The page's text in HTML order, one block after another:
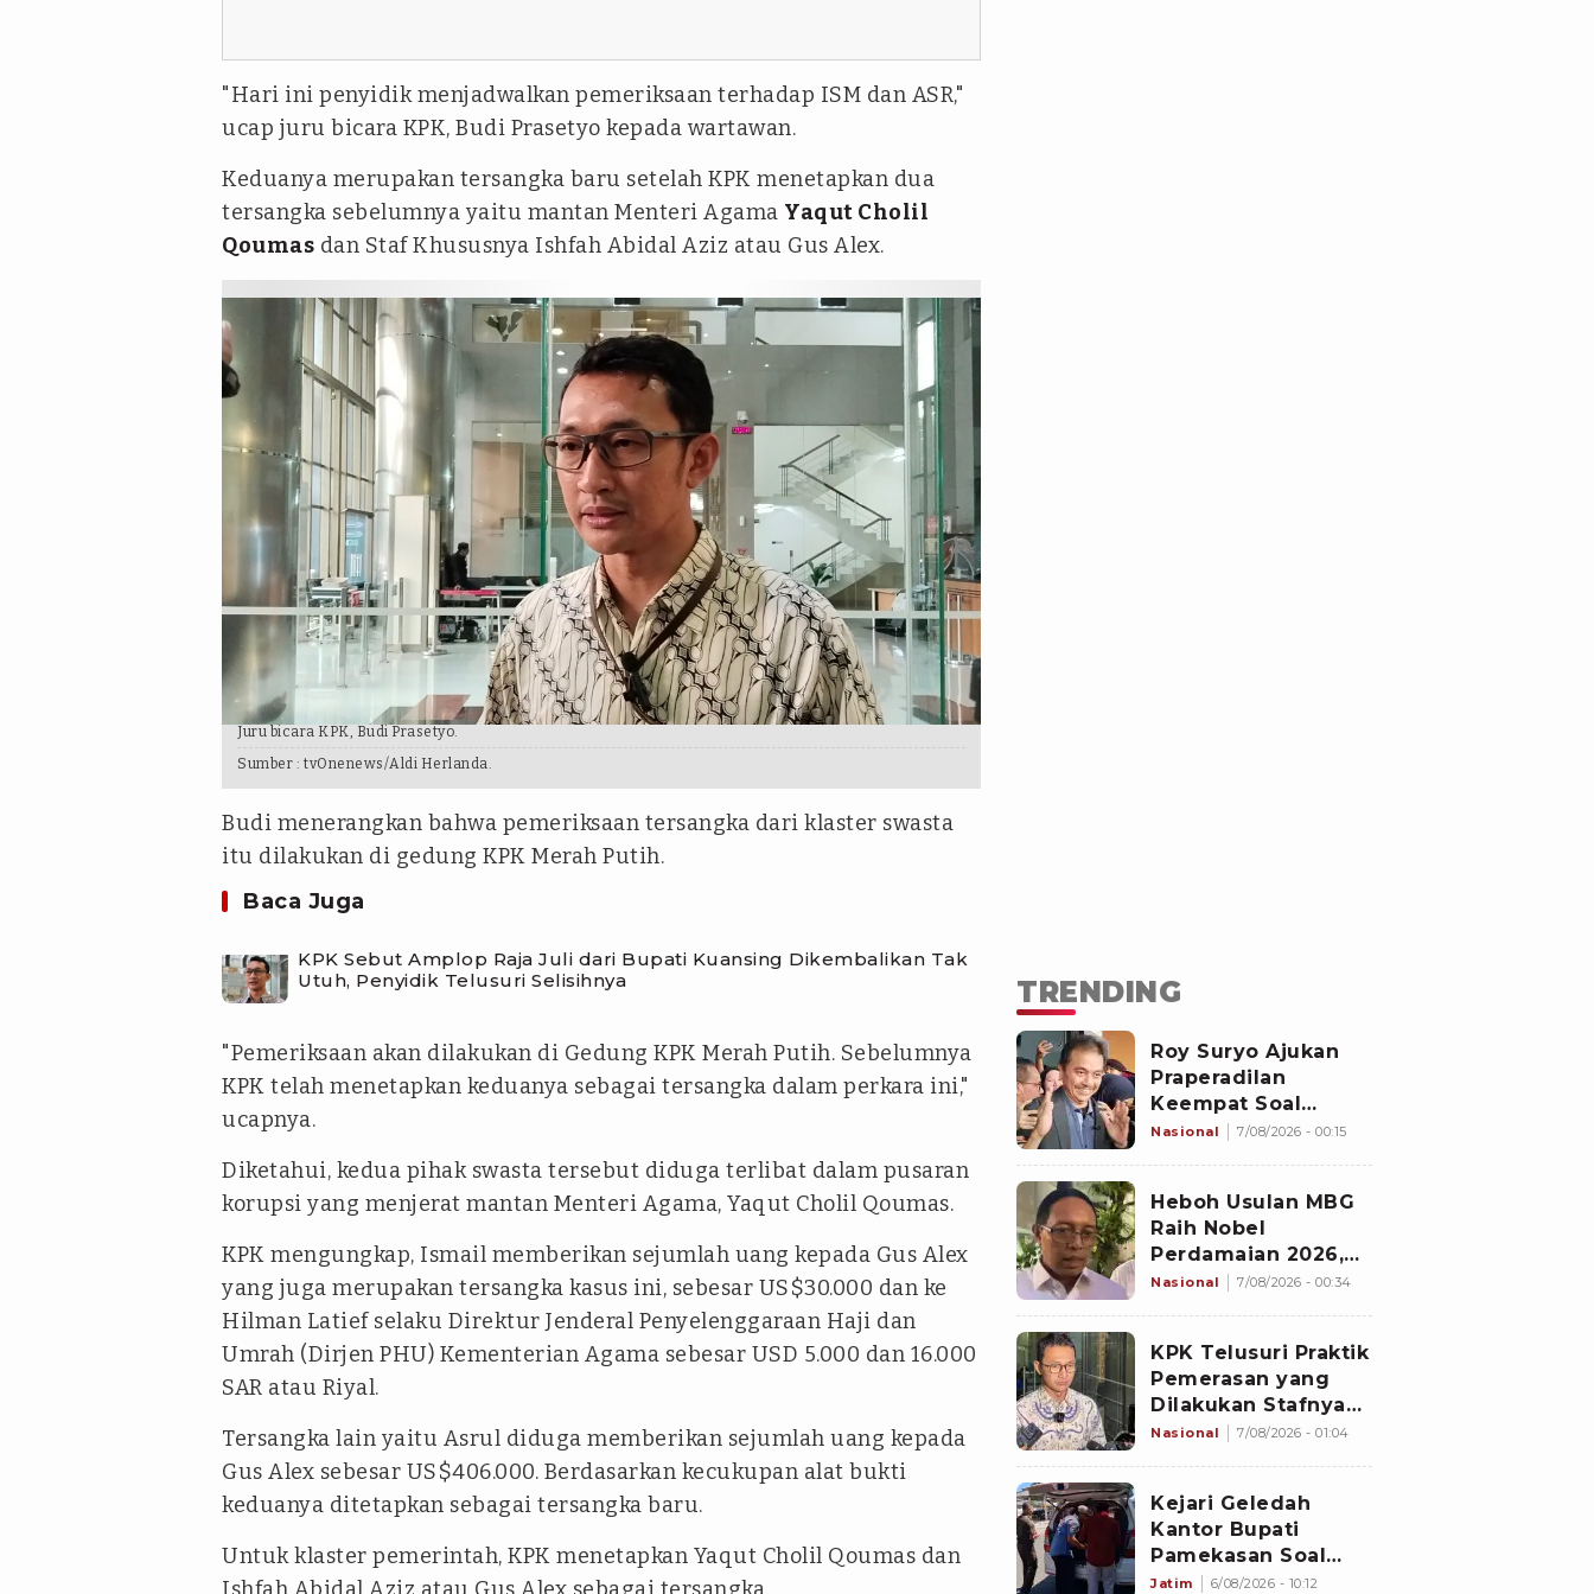
"Hari ini penyidik menjadwalkan pemeriksaan terhadap ISM dan ASR,"
ucap juru bicara KPK, Budi Prasetyo kepada wartawan.
Keduanya merupakan tersangka baru setelah KPK menetapkan dua
tersangka sebelumnya yaitu mantan Menteri Agama Yaqut Cholil
Qoumas dan Staf Khususnya Ishfah Abidal Aziz atau Gus Alex.
Juru bicara KPK, Budi Prasetyo.
Sumber : tvOnenews/Aldi Herlanda.
Budi menerangkan bahwa pemeriksaan tersangka dari klaster swasta
itu dilakukan di gedung KPK Merah Putih.
Baca Juga
KPK Sebut Amplop Raja Juli dari Bupati Kuansing Dikembalikan Tak
Utuh, Penyidik Telusuri Selisihnya
"Pemeriksaan akan dilakukan di Gedung KPK Merah Putih. Sebelumnya
KPK telah menetapkan keduanya sebagai tersangka dalam perkara ini,"
ucapnya.
Diketahui, kedua pihak swasta tersebut diduga terlibat dalam pusaran
korupsi yang menjerat mantan Menteri Agama, Yaqut Cholil Qoumas.
KPK mengungkap, Ismail memberikan sejumlah uang kepada Gus Alex
yang juga merupakan tersangka kasus ini, sebesar US$30.000 dan ke
Hilman Latief selaku Direktur Jenderal Penyelenggaraan Haji dan
Umrah (Dirjen PHU) Kementerian Agama sebesar USD 5.000 dan 16.000
SAR atau Riyal.
Tersangka lain yaitu Asrul diduga memberikan sejumlah uang kepada
Gus Alex sebesar US$406.000. Berdasarkan kecukupan alat bukti
keduanya ditetapkan sebagai tersangka baru.
Untuk klaster pemerintah, KPK menetapkan Yaqut Cholil Qoumas dan
TRENDING
Roy Suryo Ajukan
Praperadilan
Keempat Soal
Status Cekal
Nasional 7/08/2026 - 00:15
Heboh Usulan MBG
Raih Nobel
Perdamaian 2026,
Istana Akhirnya
Nasional 7/08/2026 - 00:34
KPK Telusuri Praktik
Pemerasan yang
Dilakukan Stafnya
ke Pihak Lain Selain
Nasional 7/08/2026 - 01:04
Kejari Geledah
Kantor Bupati
Pamekasan Soal
Dugaan Korupsi
Jatim 6/08/2026 - 10:12